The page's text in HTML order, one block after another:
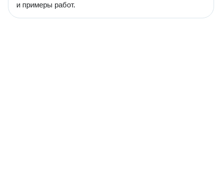
и примеры работ.